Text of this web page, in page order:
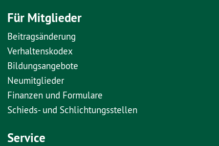
Für Mitglieder
Beitragsänderung
Verhaltenskodex
Bildungsangebote
Neumitglieder
Finanzen und Formulare
Schieds- und Schlichtungsstellen
Service